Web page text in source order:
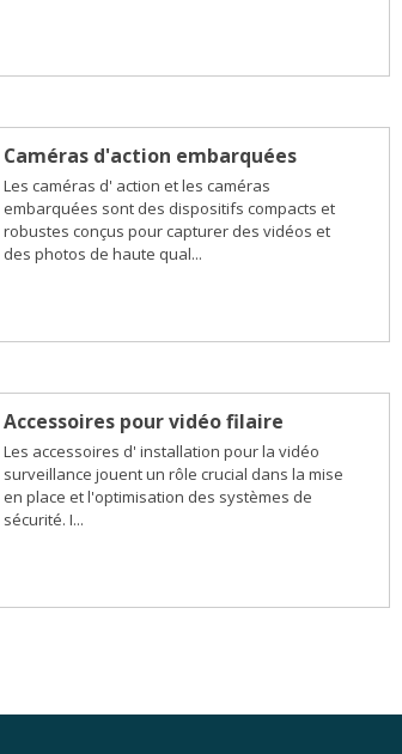
Caméras d'action embarquées
Les caméras d' action et les caméras
embarquées sont des dispositifs compacts et
robustes conçus pour capturer des vidéos et
des photos de haute qual...
Accessoires pour vidéo filaire
Les accessoires d' installation pour la vidéo
surveillance jouent un rôle crucial dans la mise
en place et l'optimisation des systèmes de
sécurité. I...